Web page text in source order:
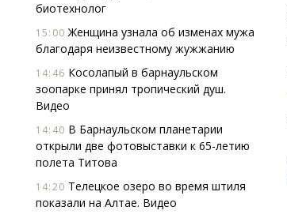
биотехнолог
15:00 Женщина узнала об изменах мужа
благодаря неизвестному жужжанию
14:46 Косолапый в барнаульском
зоопарке принял тропический душ.
Видео
14:40 В Барнаульском планетарии
открыли две фотовыставки к 65-летию
полета Титова
14:20 Телецкое озеро во время штиля
показали на Алтае. Видео